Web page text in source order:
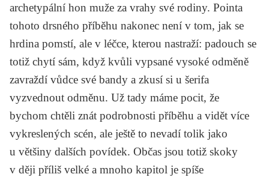
archetypální hon muže za vrahy své rodiny. Pointa
tohoto drsného příběhu nakonec není v tom, jak se
hrdina pomstí, ale v léčce, kterou nastraží: padouch se
totiž chytí sám, když kvůli vypsané vysoké odměně
zavraždí vůdce své bandy a zkusí si u šerifa
vyzvednout odměnu. Už tady máme pocit, že
bychom chtěli znát podrobnosti příběhu a vidět více
vykreslených scén, ale ještě to nevadí tolik jako
u většiny dalších povídek. Občas jsou totiž skoky
v ději příliš velké a mnoho kapitol je spíše